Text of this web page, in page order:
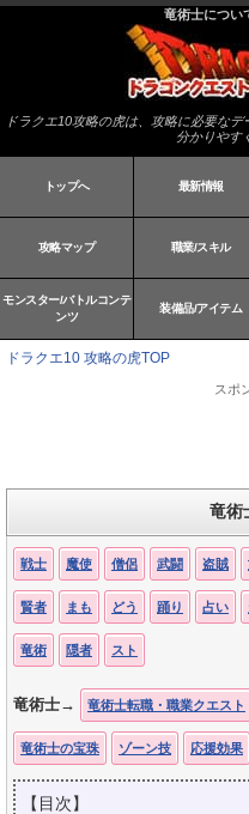
竜術士につい
ドラクエ10攻略の虎は、攻略に必要な
分かりやす
トップへ 最新情報
攻略マップ 職業/スキル
モンスター/バトルコンテ
ンツ
装備品/アイテム
ドラクエ10 攻略の虎TOP
スポ
竜術
戦士 魔使 僧侶 武闘 盗賊
賢者 まも どう 踊り 占い
竜術 隠者 スト
竜術士→ 竜術士転職・職業クエスト
竜術士の宝珠 ゾーン技 応援効果
【目次】